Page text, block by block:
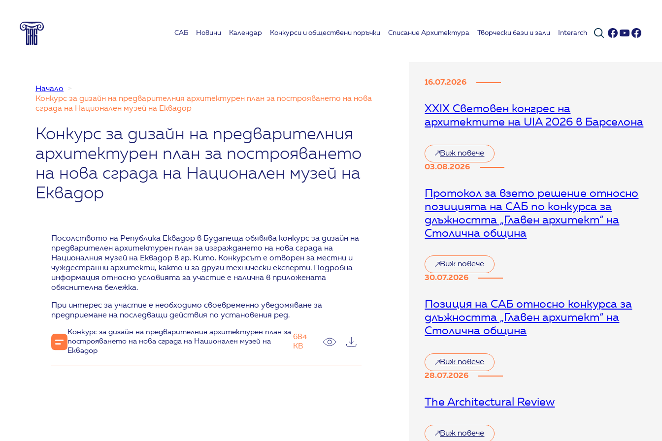
САБ Новини Календар Koнкурси и обществени поръчки Списание Архитектура Творчески бази и зали Interarch Facebook
Начало
Конкурс за дизайн на предварителния архитектурен план за построяването на нова
сграда на Национален музей на Еквадор
Конкурс за дизайн на предварителния
архитектурен план за построяването
на нова сграда на Национален музей на
Еквадор
Посолството на Република Еквадор в Будапеща обявява конкурс за дизайн на
предварителен архитектурен план за изграждането на нова сграда на
Националния музей на Еквадор в гр. Кито. Конкурсът е отворен за местни и
чуждестранни архитекти, както и за други технически експерти. Подробна
информация относно условията за участие е налична в приложената
обяснителна бележка.
При интерес за участие е необходимо своевременно уведомяване за
предприемане на последващи действия по установения ред.
Конкурс за дизайн на предварителния архитектурен план за
построяването на нова сграда на Национален музей на
Еквадор
684
KB
16.07.2026
XXIX Световен конгрес на
архитектите на UIA 2026 в Барселона
Виж повече
:
X
X
С
в
е
т
в
е
н
н
г
р
е
н
а
а
и
е
к
03.08.2026
Протокол за взето решение относно
позицията на САБ по конкурса за
длъжността „Главен архитект“ на
Столична община
Виж повече
:
П
т
о
к
о
а
в
т
р
е
30.07.2026
Позиция на САБ относно конкурса за
длъжността „Главен архитект“ на
Столична община
Виж повече
:
П
и
и
я
28.07.2026
The Architectural Review
Виж повече
: